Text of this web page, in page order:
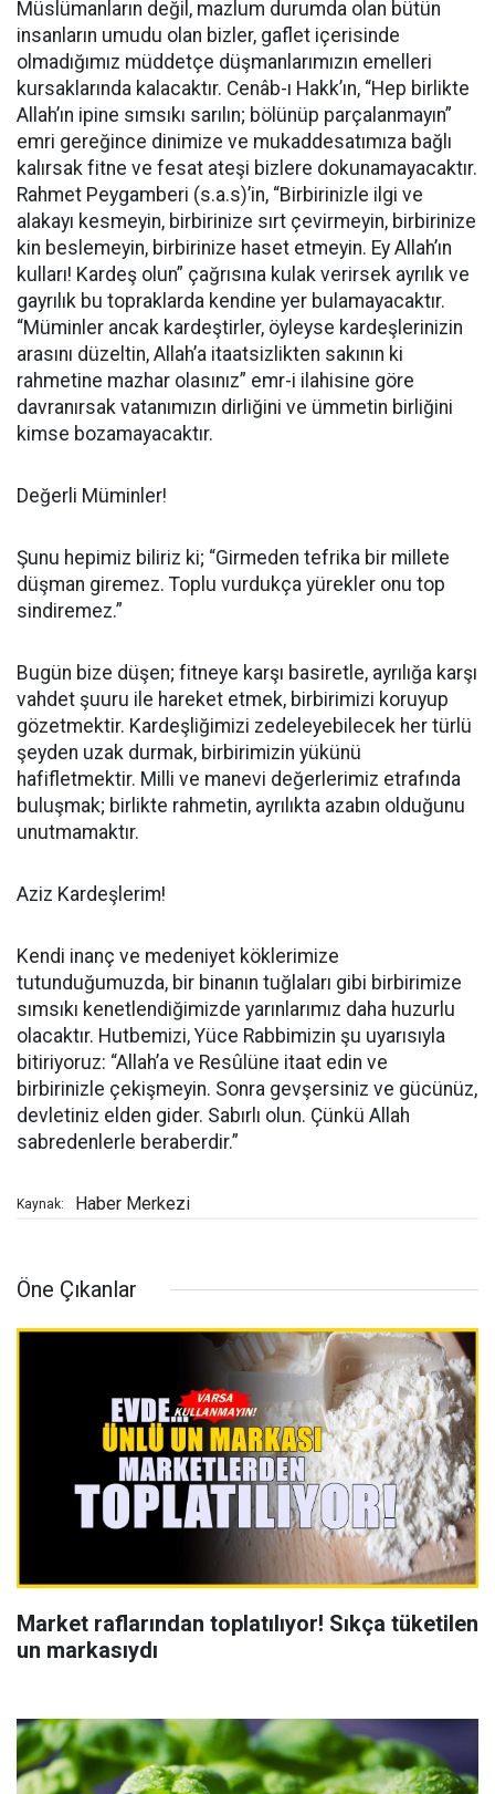
Müslümanların değil, mazlum durumda olan bütün
insanların umudu olan bizler, gaflet içerisinde
olmadığımız müddetçe düşmanlarımızın emelleri
kursaklarında kalacaktır. Cenâb-ı Hakk’ın, “Hep birlikte
Allah’ın ipine sımsıkı sarılın; bölünüp parçalanmayın”
emri gereğince dinimize ve mukaddesatımıza bağlı
kalırsak fitne ve fesat ateşi bizlere dokunamayacaktır.
Rahmet Peygamberi (s.a.s)’in, “Birbirinizle ilgi ve
alakayı kesmeyin, birbirinize sırt çevirmeyin, birbirinize
kin beslemeyin, birbirinize haset etmeyin. Ey Allah’ın
kulları! Kardeş olun” çağrısına kulak verirsek ayrılık ve
gayrılık bu topraklarda kendine yer bulamayacaktır.
“Müminler ancak kardeştirler, öyleyse kardeşlerinizin
arasını düzeltin, Allah’a itaatsizlikten sakının ki
rahmetine mazhar olasınız” emr-i ilahisine göre
davranırsak vatanımızın dirliğini ve ümmetin birliğini
kimse bozamayacaktır.
Değerli Müminler!
Şunu hepimiz biliriz ki; “Girmeden tefrika bir millete
düşman giremez. Toplu vurdukça yürekler onu top
sindiremez.”
Bugün bize düşen; fitneye karşı basiretle, ayrılığa karşı
vahdet şuuru ile hareket etmek, birbirimizi koruyup
gözetmektir. Kardeşliğimizi zedeleyebilecek her türlü
şeyden uzak durmak, birbirimizin yükünü
hafifletmektir. Milli ve manevi değerlerimiz etrafında
buluşmak; birlikte rahmetin, ayrılıkta azabın olduğunu
unutmamaktır.
Aziz Kardeşlerim!
Kendi inanç ve medeniyet köklerimize
tutunduğumuzda, bir binanın tuğlaları gibi birbirimize
sımsıkı kenetlendiğimizde yarınlarımız daha huzurlu
olacaktır. Hutbemizi, Yüce Rabbimizin şu uyarısıyla
bitiriyoruz: “Allah’a ve Resûlüne itaat edin ve
birbirinizle çekişmeyin. Sonra gevşersiniz ve gücünüz,
devletiniz elden gider. Sabırlı olun. Çünkü Allah
sabredenlerle beraberdir.”
Kaynak: Haber Merkezi
Öne Çıkanlar
Market raflarından toplatılıyor! Sıkça tüketilen
un markasıydı